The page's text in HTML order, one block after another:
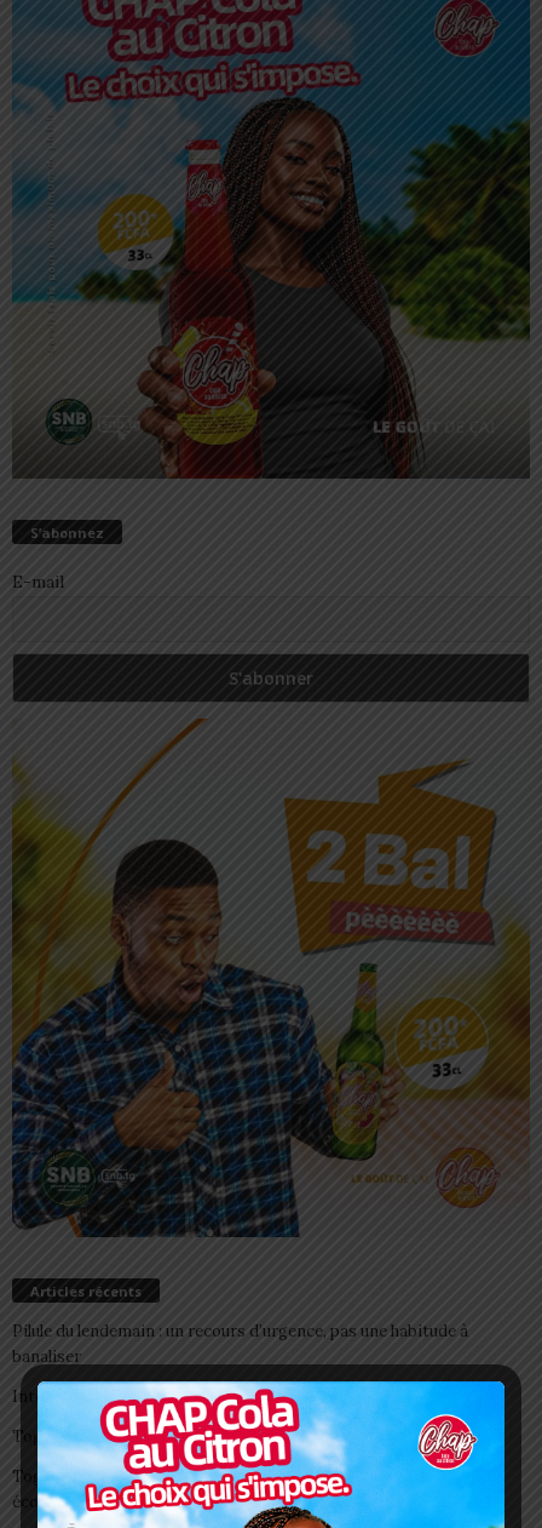
S’abonnez
E-mail
Articles récents
Pilule du lendemain : un recours d’urgence, pas une habitude à
banaliser
Interclubs CAF: ASCK et ASKO face à deux gros morceaux
Togo/ Boissons énergisantes: l’État tire la sonnette d’alarme
Togo/ Rentrée scolaire 2026-2027: consultez la liste officielle des
écoles autorisées